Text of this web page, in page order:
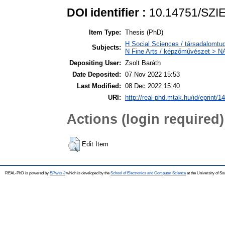
DOI identifier : 10.14751/
Item Type: Thesis (PhD)
Subjects:
H Social Sciences /
N Fine Arts / képzőművészet >
Depositing User: Zsolt Baráth
Date Deposited: 07 Nov 2022 15:53
Last Modified: 08 Dec 2022 15:40
URI:
http://real-phd.mtak.hu/id/eprint/
Actions (login required)
Edit Item
REAL-PhD is powered by EPrints 3which is developed by the School of Electronics and Computer Science at the University of